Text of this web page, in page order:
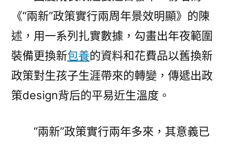
度〉
《“兩新”政策實行兩周年景效明顯》的陳
述，用一系列扎實數據，勾畫出年夜範圍
裝備更換新包養的資料和花費品以舊換新
政策對生孩子生涯帶來的轉變，傳遞出政
策design背后的平易近生溫度。
“兩新”政策實行兩年多來，其意義已